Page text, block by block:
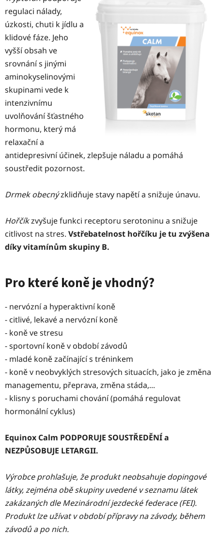
regulaci nálady,
úzkosti, chuti k jídlu a
klidové fáze. Jeho
vyšší obsah ve
srovnání s jinými
aminokyselinovými
skupinami vede k
intenzivnímu
uvolňování šťastného
hormonu, který má
relaxační a
antidepresivní účinek, zlepšuje náladu a pomáhá
soustředit pozornost.
Drmek obecnýzklidňuje stavy napětí a snižuje únavu.
Hořčíkzvyšuje funkci receptoru serotoninu a snižuje
citlivost na stres. Vstřebatelnost hořčíku je tu zvýšena
díky vitamínům skupiny B.
Pro které koně je vhodný?
- nervózní a hyperaktivní koně
- citlivé, lekavé a nervózní koně
- koně ve stresu
- sportovní koně v období závodů
- mladé koně začínající s tréninkem
- koně v neobvyklých stresových situacích, jako je změna
managementu, přeprava, změna stáda,...
- klisny s poruchami chování (pomáhá regulovat
hormonální cyklus)
Equinox Calm PODPORUJE SOUSTŘEDĚNÍ a
NEZPŮSOBUJE LETARGII.
Výrobce prohlašuje, že produkt neobsahuje dopingové
látky, zejména obě skupiny uvedené v seznamu látek
zakázaných dle Mezinárodní jezdecké federace (FEI).
Produkt lze užívat v období přípravy na závody, během
závodů a po nich.